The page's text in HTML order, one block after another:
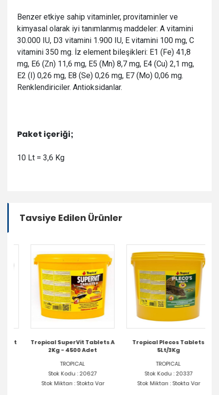
Benzer etkiye sahip vitaminler, provitaminler ve
kimyasal olarak iyi tanımlanmış maddeler: A vitamini
30.000 IU, D3 vitamini 1.900 IU, E vitamini 100 mg, C
vitamini 350 mg. İz element bileşikleri: E1 (Fe) 41,8
mg, E6 (Zn) 11,6 mg, E5 (Mn) 8,7 mg, E4 (Cu) 2,1 mg,
E2 (I) 0,26 mg, E8 (Se) 0,26 mg, E7 (Mo) 0,06 mg.
Renklendiriciler. Antioksidanlar.
Paket içeriği;
10 Lt = 3,6 Kg
Tavsiye Edilen Ürünler
Tropical SuperVit Tablets A
2Kg - 4500 Adet
TROPICAL
Stok Kodu : 20627
Stok Miktarı : Stokta Var
Tropical Plecos Tablets
5Lt/3Kg
TROPICAL
Stok Kodu : 20337
Stok Miktarı : Stokta Var